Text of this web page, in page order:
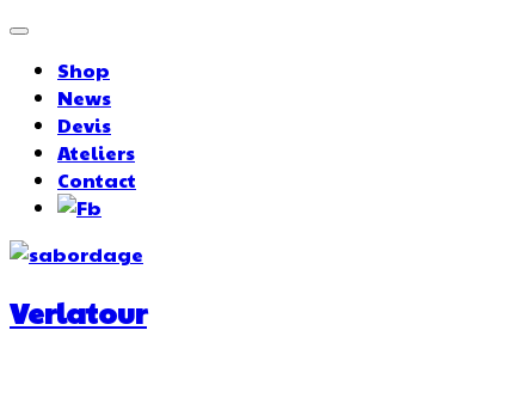
Shop
News
Devis
Ateliers
Contact
Verlatour